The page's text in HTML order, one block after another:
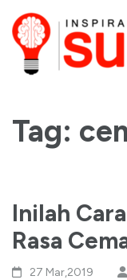
Lompat
ke
konten
Enter)
dan
Tag:
Inilah
Rasa
27 Mar,2019